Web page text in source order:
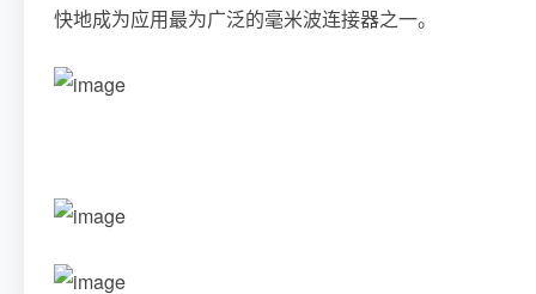
快地成为应用最为广泛的毫米波连接器之一。